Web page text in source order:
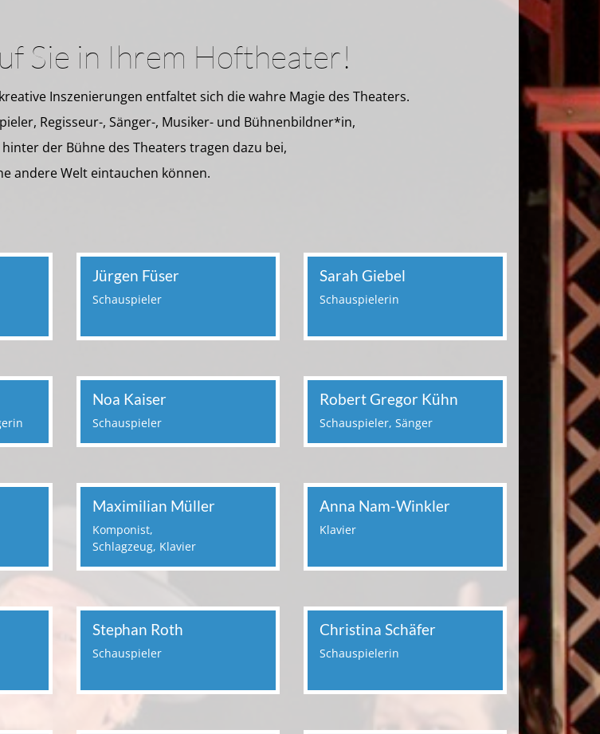
Sie in Ihrem Hoftheater!
Inszenierungen entfaltet sich die wahre Magie des Theaters.
Regisseur-, Sänger-, Musiker- und Bühnenbildner*in,
der Bühne des Theaters tragen dazu bei,
andere Welt eintauchen können.
Jürgen Füser
Schauspieler
Sarah Giebel
Schauspielerin
Noa Kaiser
Schauspieler
Robert Gregor Kühn
Schauspieler, Sänger
Maximilian Müller
Komponist,
Schlagzeug, Klavier
Anna Nam-Winkler
Klavier
Stephan Roth
Schauspieler
Christina Schäfer
Schauspielerin